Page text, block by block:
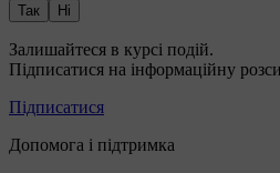
Так Ні